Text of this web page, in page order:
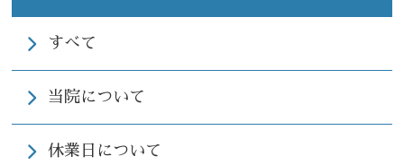
すべて
当院について
休業日について